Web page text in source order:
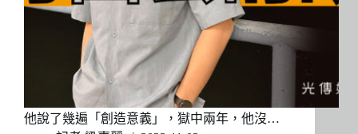
他說了幾遍「創造意義」，獄中兩年，他沒…